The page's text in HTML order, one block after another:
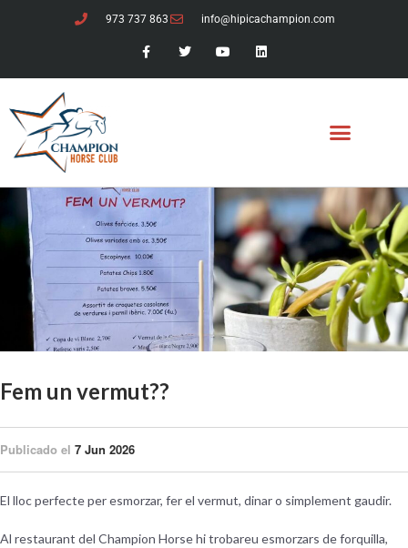
973 737 863 info@hipicachampion.com
Fem un vermut??
Publicado el 7 Jun 2026
El lloc perfecte per esmorzar, fer el vermut, dinar o simplement gaudir.
Al restaurant del Champion Horse hi trobareu esmorzars de forquilla,